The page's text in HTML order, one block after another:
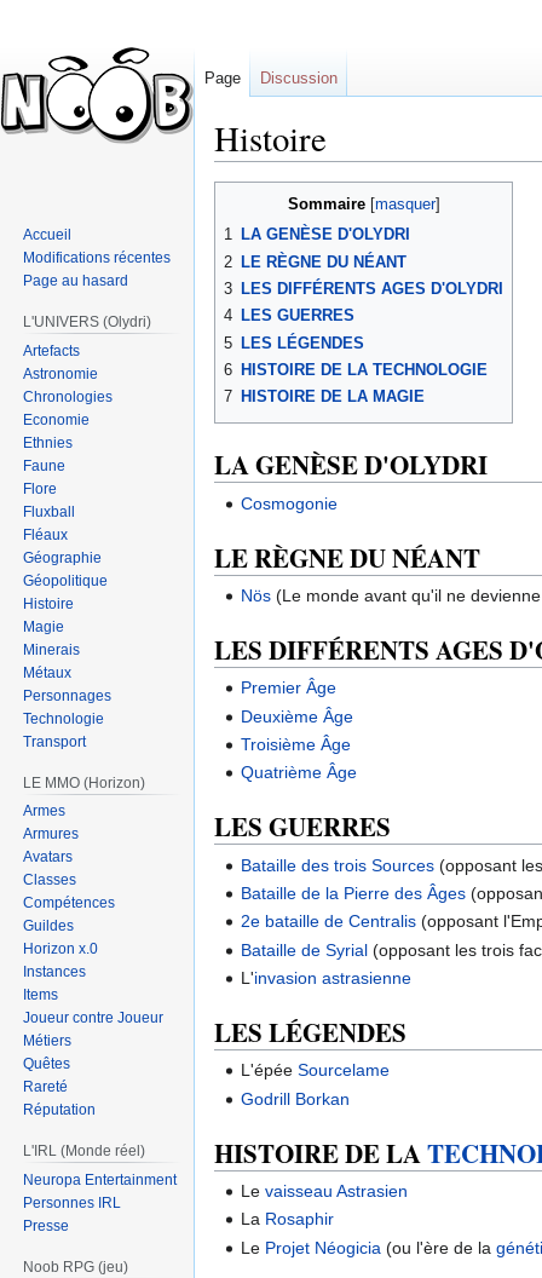
Histoire
navigation
recherche
Sommaire
1 LA GENÈSE D'OLYDRI
2 LE RÈGNE DU NÉANT
3 LES DIFFÉRENTS AGES D'OLYDRI
4 LES GUERRES
5 LES LÉGENDES
6 HISTOIRE DE LA TECHNOLOGIE
7 HISTOIRE DE LA MAGIE
LA GENÈSE D'OLYDRI
Cosmogonie
LE RÈGNE DU NÉANT
Nös (Le monde avant qu'il ne
LES DIFFÉRENTS AGES
Premier Âge
Deuxième Âge
Troisième Âge
Quatrième Âge
LES GUERRES
Bataille des trois Sources (opposant
Bataille de la Pierre des Âges
2e bataille de Centralis (opposant
Bataille de Syrial (opposant les trois
L'invasion astrasienne
LES LÉGENDES
L'épéeSourcelame
Godrill Borkan
HISTOIRE DE LA
Levaisseau Astrasien
La Rosaphir
Le Projet Néogicia (ou l'ère de la
Page Discussion
Accueil
Modifications récentes
Page au hasard
L'UNIVERS (Olydri)
Artefacts
Astronomie
Chronologies
Economie
Ethnies
Faune
Flore
Fluxball
Fléaux
Géographie
Géopolitique
Histoire
Magie
Minerais
Métaux
Personnages
Technologie
Transport
LE MMO (Horizon)
Armes
Armures
Avatars
Classes
Compétences
Guildes
Horizon x.0
Instances
Items
Joueur contre Joueur
Métiers
Quêtes
Rareté
Réputation
L'IRL (Monde réel)
Neuropa Entertainment
Personnes IRL
Presse
Noob RPG (jeu)